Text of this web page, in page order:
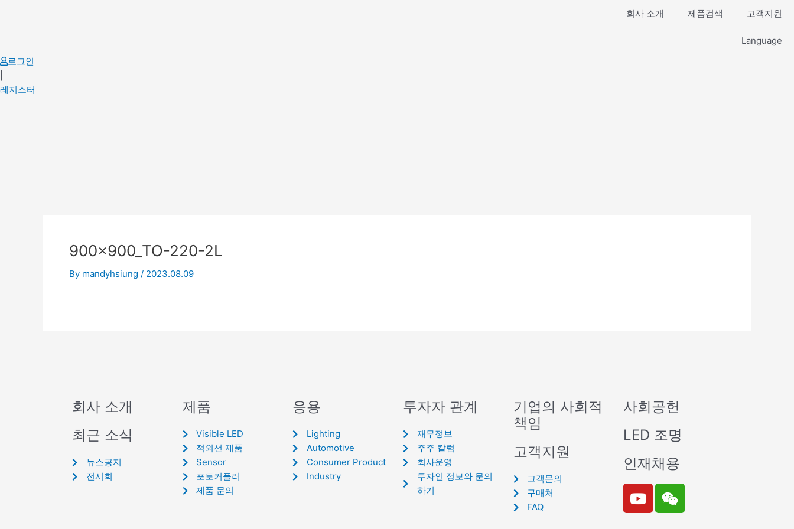
회사 소개 제품검색 고객지원
Language
로그인
레지스터
900x900_TO-220-2L
By mandyhsiung / 2023.08.09
회사 소개
최근 소식
뉴스공지
전시회
제품
Visible LED
적외선 제품
Sensor
포토커플러
제품 문의
응용
Lighting
Automotive
Consumer Product
Industry
투자자 관계
재무정보
주주 칼럼
회사운영
투자인 정보와 문의
하기
기업의 사회적
책임
고객지원
고객문의
구매처
FAQ
사회공헌
LED 조명
인재채용
Y
o
W
e